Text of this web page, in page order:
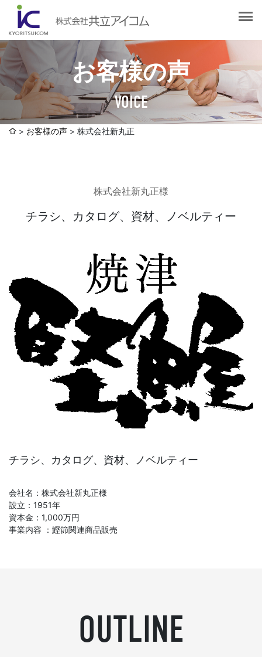
お客様の声
VOICE
会社概要
社長挨拶
企業理念
沿革
認証取得
SDGsへの取り組みについて
選ばれる理由
サービス紹介
Web制作・ホームページ制作
システム開発
発送代行・全国流通（ロジスティクス）
デジタルコンテンツ制作・撮影・その他
制作実績
社員ブログ
お問合せ
お客様の声 株式会社新丸正
株式会社新丸正様
チラシ、カタログ、資材、ノベルティー
チラシ、カタログ、資材、ノベルティー
会社名：株式会社新丸正様
設立：1951年
資本金：1,000万円
事業内容 ：鰹節関連商品販売
OUTLINE